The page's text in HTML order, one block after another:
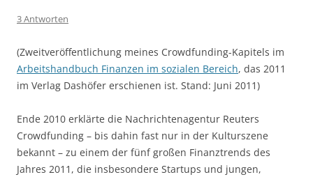
3 Antworten
(Zweitveröffentlichung meines Crowdfunding-Kapitels im
Arbeitshandbuch Finanzen im sozialen Bereich, das 2011
im Verlag Dashöfer erschienen ist. Stand: Juni 2011)
Ende 2010 erklärte die Nachrichtenagentur Reuters
Crowdfunding – bis dahin fast nur in der Kulturszene
bekannt – zu einem der fünf großen Finanztrends des
Jahres 2011, die insbesondere Startups und jungen,